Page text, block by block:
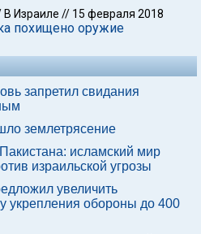
В Израиле // 15 февраля 2018
похищено оружие
запретил свидания
землетрясение
исламский мир
израильской угрозы
увеличить
укрепления обороны до 400